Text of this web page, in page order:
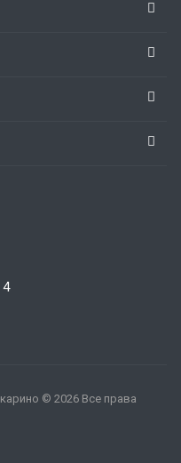
4
© 2026 Все права